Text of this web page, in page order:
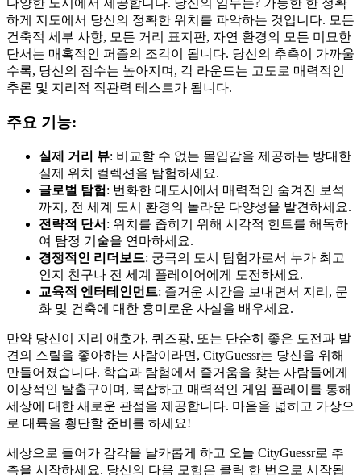
다양한 도시에서 제공합니다. 당신의 임무는? 가능한 한 정확
하게 지도에서 당신의 정확한 위치를 파악하는 것입니다. 모든
건축적 세부 사항, 모든 거리 표지판, 자연 환경의 모든 미묘한
단서는 매혹적인 퍼즐의 조각이 됩니다. 당신의 추측이 가까울
수록, 당신의 점수는 높아지며, 각 라운드는 고도로 매력적인
추론 및 지리적 직관력 테스트가 됩니다.
주요 기능:
실제 거리 뷰: 비교할 수 없는 몰입감을 제공하는 방대한
실제 위치 컬렉션을 탐험하세요.
글로벌 탐험 : 번화한 대도시에서 매력적인 숨겨진 보석
까지, 전 세계 도시 환경의 놀라운 다양성을 발견하세요.
전략적 단서 : 위치를 좁히기 위해 시각적 힌트를 해독하
여 탐정 기술을 연마하세요.
경쟁적인 리더보드: 궁극의 도시 탐험가로서 누가 최고
인지 친구나 전 세계 플레이어에게 도전하세요.
교육적 엔터테인먼트: 즐거운 시간을 보내면서 지리, 문
화 및 건축에 대한 흥미로운 사실을 배우세요.
만약 당신이 지리 애호가, 퀴즈광, 또는 단순히 좋은 도전과 발
견의 스릴을 좋아하는 사람이라면, CityGuessr는 당신을 위해
만들어졌습니다. 학습과 탐험에서 즐거움을 찾는 사람들에게
이상적인 탈출구이며, 복잡하고 매력적인 게임 플레이를 통해
세상에 대한 새로운 관점을 제공합니다. 마음을 넓히고 가상으
로 대륙을 횡단할 준비를 하세요!
세상으로 들어가 감각을 날카롭게 하고 오늘 CityGuessr로 추
측을 시작하세요. 당신의 다음 모험은 클릭 한 번으로 시작됩